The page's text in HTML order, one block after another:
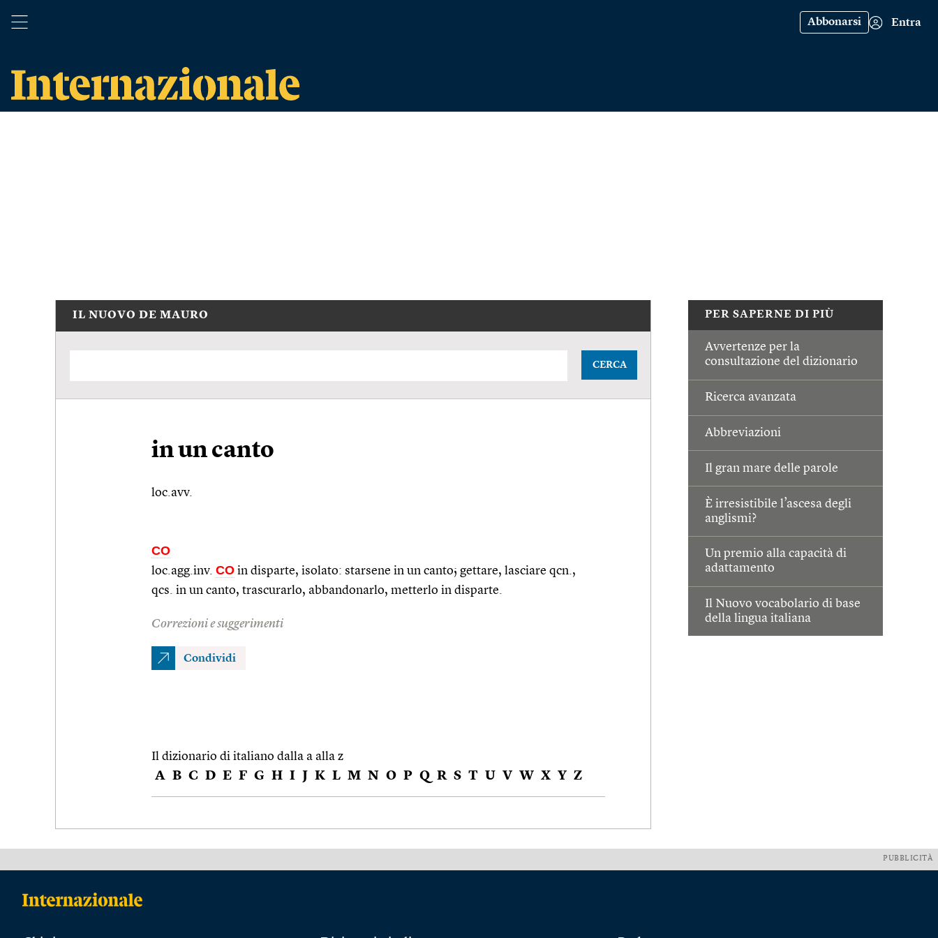
Abbonarsi Entra
PER SAPERNE DI PIÙ
Avvertenze per la
consultazione del dizionario
Ricerca avanzata
Abbreviazioni
Il gran mare delle parole
È irresistibile l’ascesa degli
anglismi?
Un premio alla capacità di
adattamento
Il Nuovo vocabolario di base
della lingua italiana
IL NUOVO DE MAURO
CERCA
in un canto
loc.avv.
CO
loc.agg.inv. CO in disparte, isolato: starsene in un canto; gettare, lasciare qcn.,
qcs. in un canto, trascurarlo, abbandonarlo, metterlo in disparte.
Correzioni e suggerimenti
Condividi
Il dizionario di italiano dalla a alla z
A B C D E F G H I J K L M N O P Q R S T U V W X Y Z
PUBBLICITÀ